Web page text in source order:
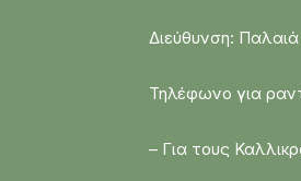
Διεύθυνση:
Τηλέφωνο για
– Για τους